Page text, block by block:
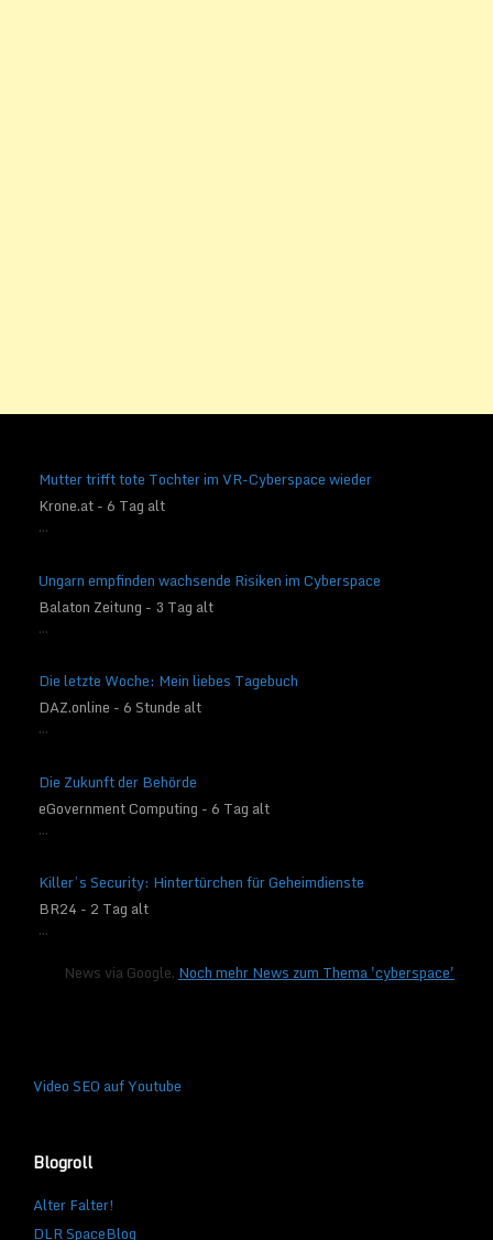
Mutter trifft tote Tochter im VR-Cyberspace wieder
Krone.at - 6 Tag alt
...
Ungarn empfinden wachsende Risiken im Cyberspace
Balaton Zeitung - 3 Tag alt
...
Die letzte Woche: Mein liebes Tagebuch
DAZ.online - 6 Stunde alt
...
Die Zukunft der Behörde
eGovernment Computing - 6 Tag alt
...
Killer’s Security: Hintertürchen für Geheimdienste
BR24 - 2 Tag alt
...
News via Google. Noch mehr News zum Thema 'cyberspace'
Video SEO auf Youtube
Blogroll
Alter Falter!
DLR SpaceBlog